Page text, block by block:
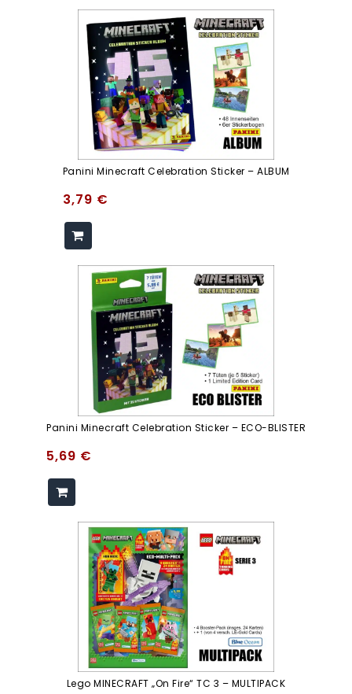
Panini Minecraft Celebration Sticker – ALBUM
3,79 €
Panini Minecraft Celebration Sticker – ECO-BLISTER
5,69 €
Lego MINECRAFT „On Fire“ TC 3 – MULTIPACK